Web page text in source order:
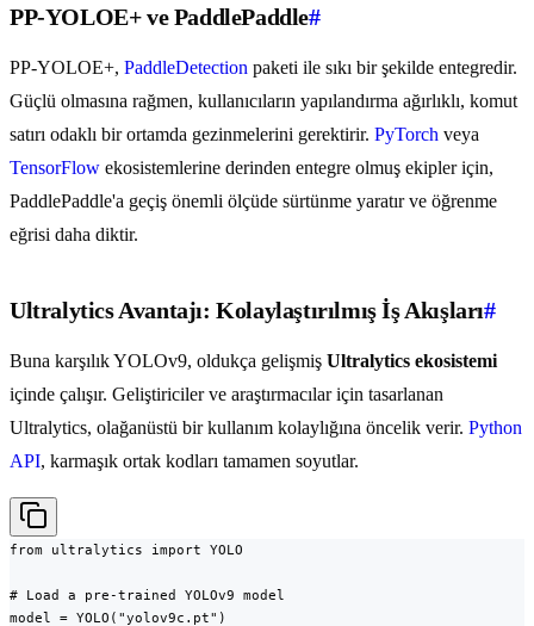
PP-YOLOE+ ve PaddlePaddle#
PP-YOLOE+, PaddleDetection paketi ile sıkı bir şekilde entegredir.
Güçlü olmasına rağmen, kullanıcıların yapılandırma ağırlıklı, komut
satırı odaklı bir ortamda gezinmelerini gerektirir. PyTorch veya
TensorFlow ekosistemlerine derinden entegre olmuş ekipler için,
PaddlePaddle'a geçiş önemli ölçüde sürtünme yaratır ve öğrenme
eğrisi daha diktir.
Ultralytics Avantajı: Kolaylaştırılmış İş Akışları#
Buna karşılık YOLOv9, oldukça gelişmiş Ultralytics ekosistemi
içinde çalışır. Geliştiriciler ve araştırmacılar için tasarlanan
Ultralytics, olağanüstü bir kullanım kolaylığına öncelik verir. Python
API, karmaşık ortak kodları tamamen soyutlar.
from ultralytics import YOLO
# Load a pre-trained YOLOv9 model
model = YOLO("yolov9c.pt")